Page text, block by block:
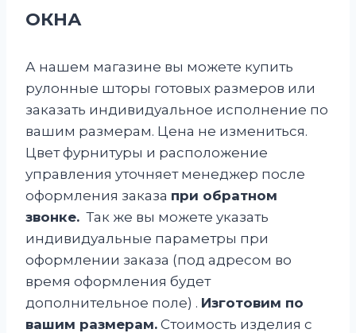
ОКНА
А нашем магазине вы можете купить
рулонные шторы готовых размеров или
заказать индивидуальное исполнение по
вашим размерам. Цена не измениться.
Цвет фурнитуры и расположение
управления уточняет менеджер после
оформления заказа при обратном
звонке. Так же вы можете указать
индивидуальные параметры при
оформлении заказа (под адресом во
время оформления будет
дополнительное поле) . Изготовим по
вашим размерам. Стоимость изделия с